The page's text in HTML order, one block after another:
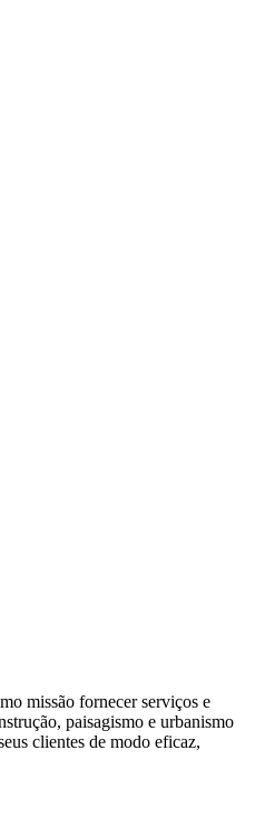
missão fornecer serviços e
paisagismo e urbanismo
clientes de modo eficaz,